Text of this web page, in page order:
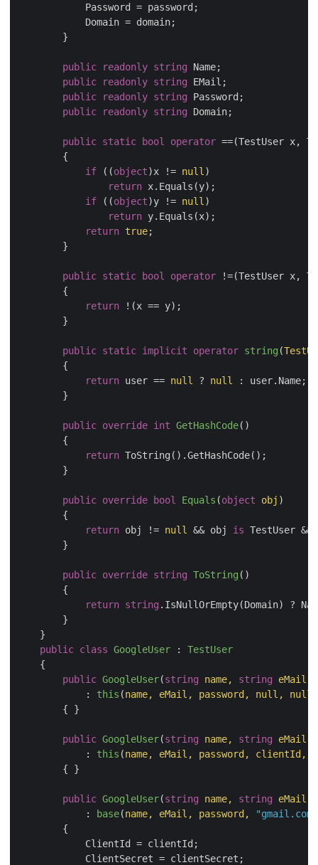
            Password = password;
            Domain = domain;
        }
public readonly string Name;
public
readonly string EMail;
public
readonly string Password;
public
readonly string Domain;
public static bool operator ==(TestUser x,
        {
if ((object)x != null )
return x.Equals(y);
if ((object)y != null )
return y.Equals(x);
return true;
        }
public static bool operator !=(TestUser x,
        {
return !(x == y);
        }
public static implicit operator string (
        {
return user == null ? null
: user.Name;
        }
public override int GetHashCode( )
        {
return ToString().GetHashCode();
        }
public override bool Equals (object obj )
        {
return obj != null && obj is TestUser &&
        }
public override string ToString ( )
        {
return string .IsNullOrEmpty(Domain) ?
        }
    }
public class GoogleUser : TestUser
    {
public GoogleUser(string name, string eMail,
            :
this (name, eMail, password, null , null
        { }
public GoogleUser(string name, string eMail,
            :
this (name, eMail, password,
        { }
public GoogleUser(string name, string eMail,
            :
base(name, eMail, password,
"gmail.com"
        {
            ClientId = clientId;
            ClientSecret = clientSecret;